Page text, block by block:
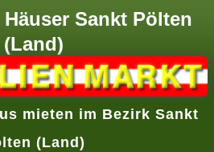
Sankt Pölten
(Land)
mieten im Bezirk Sankt
(Land)